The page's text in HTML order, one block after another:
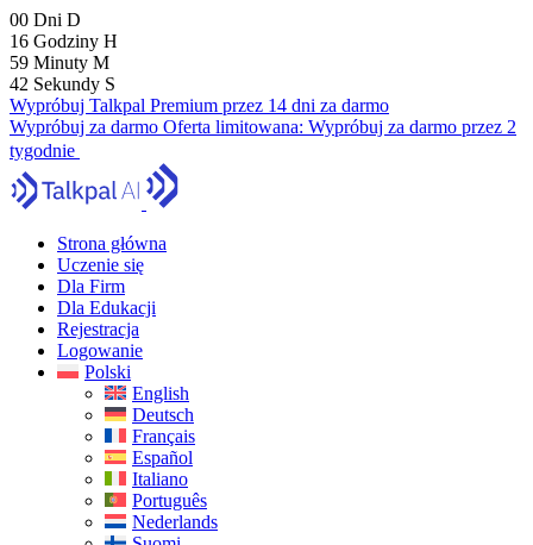
00 Dni D
16 Godziny H
59 Minuty M
41 Sekundy S
Wypróbuj Talkpal Premium przez 14 dni za darmo
Wypróbuj za darmo Oferta limitowana: Wypróbuj za darmo przez 2
tygodnie
Strona główna
Uczenie się
Dla Firm
Dla Edukacji
Rejestracja
Logowanie
Polski
English
Deutsch
Français
Español
Italiano
Português
Nederlands